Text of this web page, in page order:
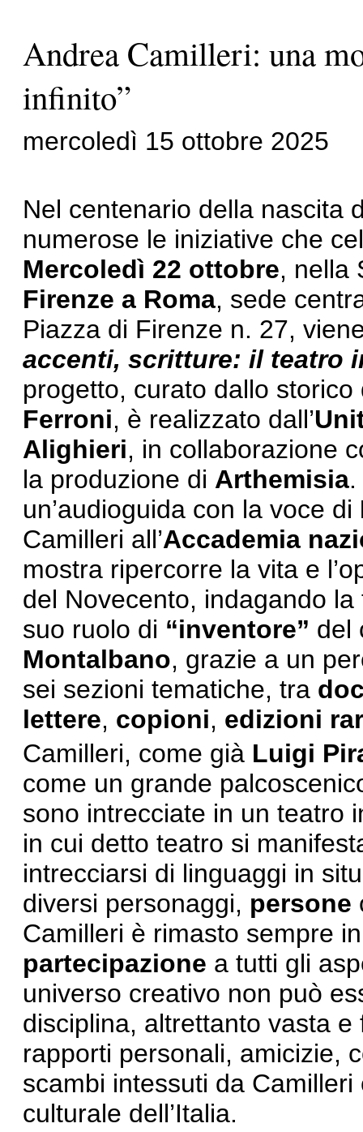
Andrea Camilleri: una
infinito”
mercoledì 15 ottobre 2025
Nel centenario della nascita
numerose le iniziative che
Mercoledì 22 ottobre, nella
Firenze a Roma, sede
Piazza di Firenze n. 27,
accenti, scritture: il teatro
progetto, curato dallo
Ferroni, è realizzato dall’
Alighieri, in collaborazione
la produzione di Arthemisia
un’audioguida con la voce di
Camilleri all’Accademia
mostra ripercorre la vita e
del Novecento, indagando
suo ruolo di “inventore” del
Montalbano, grazie a un
sei sezioni tematiche, tra
lettere, copioni, edizioni
Camilleri, come già Luigi
come un grande
sono intrecciate in un teatro
in cui detto teatro si
intrecciarsi di linguaggi in
diversi personaggi, persone
Camilleri è rimasto sempre
partecipazione a tutti gli
universo creativo non può
disciplina, altrettanto vasta
rapporti personali, amicizie,
scambi intessuti da
culturale dell’Italia.